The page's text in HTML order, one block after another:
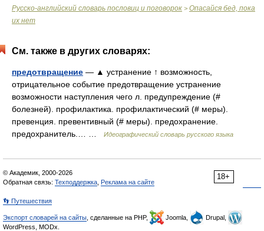
Русско-английский словарь пословиц и поговорок > Опасайся бед, пока
их нет
См. также в других словарях:
предотвращение — ▲ устранение ↑ возможность,
отрицательное событие предотвращение устранение
возможности наступления чего л. предупреждение (#
болезней). профилактика. профилактический (# меры).
превенция. превентивный (# меры). предохранение.
предохранитель.… …
Идеографический словарь русского языка
18+
© Академик, 2000-2026
Обратная связь: Техподдержка Реклама на сайте
👣 Путешествия
Экспорт словарей на сайты , сделанные на PHP, Joomla,
Drupal,
WordPress, MODx.